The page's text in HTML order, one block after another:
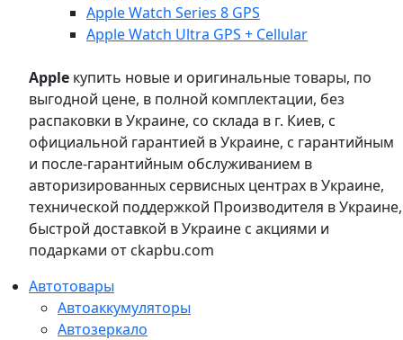
Apple Watch Series 8 GPS
Apple Watch Ultra GPS + Cellular
Apple купить новые и оригинальные товары, по
выгодной цене, в полной комплектации, без
распаковки в Украине, со склада в г. Киев, с
официальной гарантией в Украине, с гарантийным
и после-гарантийным обслуживанием в
авторизированных сервисных центрах в Украине,
технической поддержкой Производителя в Украине,
быстрой доставкой в Украине с акциями и
подарками от ckapbu.com
Автотовары
Автоаккумуляторы
Автозеркало